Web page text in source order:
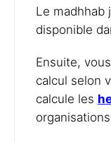
Le madhhab
disponible
Ensuite,
calcul selon
calcule les